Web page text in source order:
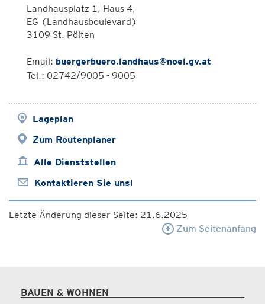
Landhausplatz 1, Haus 4,
EG (Landhausboulevard)
3109 St. Pölten
Email: buergerbuero.landhaus@noel.gv.at
Tel.: 02742/9005 - 9005
Lageplan
Zum Routenplaner
Alle Dienststellen
Kontaktieren Sie uns!
Letzte Änderung dieser Seite: 21.6.2025
Zum Seitenanfang
BAUEN & WOHNEN